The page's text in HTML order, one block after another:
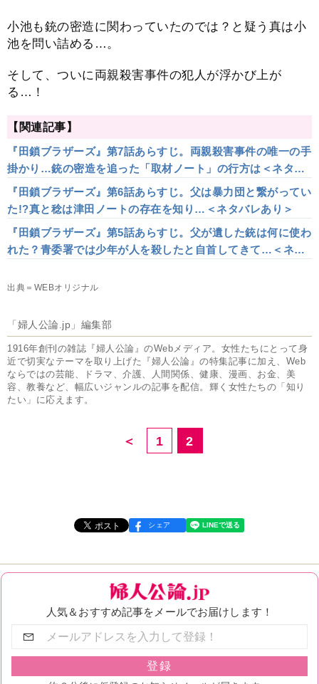
小池も銃の密造に関わっていたのでは？と疑う真は小
池を問い詰める…。
そして、ついに両親殺害事件の犯人が浮かび上が
る…！
【関連記事】
『田鎖ブラザーズ』第7話あらすじ。両親殺害事件の唯一の手
掛かり…銃の密造を追った「取材ノート」の行方は＜ネタバ
レあり＞
『田鎖ブラザーズ』第6話あらすじ。父は暴力団と繋がってい
た!?真と稔は津田ノートの存在を知り…＜ネタバレあり＞
『田鎖ブラザーズ』第5話あらすじ。父が遺した銃は何に使わ
れた？青委署では少年が人を殺したと自首してきて…＜ネタ
出典＝WEBオリジナル
「婦人公論.jp」編集部
1916年創刊の雑誌『婦人公論』のWebメディア。女性たちにとって身
近で切実なテーマを取り上げた『婦人公論』の特集記事に加え、Web
ならではの芸能、ドラマ、介護、人間関係、健康、漫画、お金、美
容、教養など、幅広いジャンルの記事を配信。輝く女性たちの「知り
たい」に応えます。
＜ 1 2
シェア